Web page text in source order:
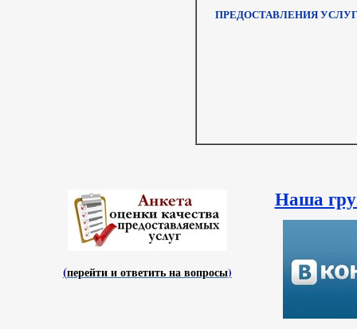
ПРЕДОСТАВЛЕНИЯ
(перейти и ответить на вопросы)
Наша